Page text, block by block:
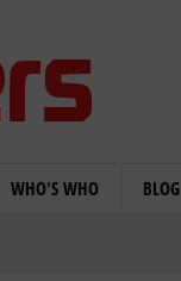
WHO'S WHO BLOG